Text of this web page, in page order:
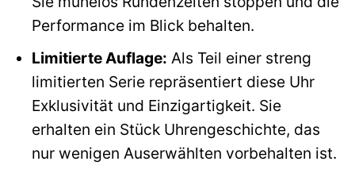
Performance im Blick behalten.
Limitierte Auflage: Als Teil einer streng
limitierten Serie repräsentiert diese Uhr
Exklusivität und Einzigartigkeit. Sie
erhalten ein Stück Uhrengeschichte, das
nur wenigen Auserwählten vorbehalten ist.